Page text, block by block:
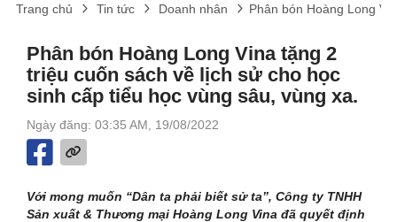
Trang chủ Tin tức Doanh nhân Phân bón Hoàng Long
Phân bón Hoàng Long Vina tặng 2
triệu cuốn sách về lịch sử cho học
sinh cấp tiểu học vùng sâu, vùng xa.
Ngày đăng: 03:35 AM, 19/08/2022
Với mong muốn “Dân ta phải biết sử ta”, Công ty TNHH
Sản xuất & Thương mại Hoàng Long Vina đã quyết định